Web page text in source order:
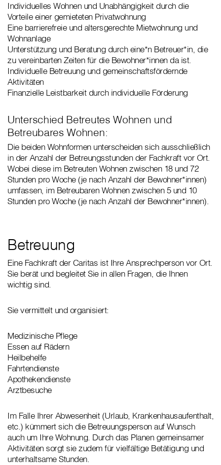
Individuelles Wohnen und Unabhängigkeit durch die
Vorteile einer gemieteten Privatwohnung
Eine barrierefreie und altersgerechte Mietwohnung und
Wohnanlage
Unterstützung und Beratung durch eine*n Betreuer*in, die
zu vereinbarten Zeiten für die Bewohner*innen da ist.
Individuelle Betreuung und gemeinschaftsfördernde
Aktivitäten
Finanzielle Leistbarkeit durch individuelle Förderung
Unterschied Betreutes Wohnen und
Betreubares Wohnen:
Die beiden Wohnformen unterscheiden sich ausschließlich
in der Anzahl der Betreungsstunden der Fachkraft vor Ort.
Wobei diese im Betreuten Wohnen zwischen 18 und 72
Stunden pro Woche (je nach Anzahl der Bewohner*innen)
umfassen, im Betreubaren Wohnen zwischen 5 und 10
Stunden pro Woche (je nach Anzahl der Bewohner*innen).
Betreuung
Eine Fachkraft der Caritas ist Ihre Ansprechperson vor Ort.
Sie berät und begleitet Sie in allen Fragen, die Ihnen
wichtig sind.
Sie vermittelt und organisiert:
Medizinische Pflege
Essen auf Rädern
Heilbehelfe
Fahrtendienste
Apothekendienste
Arztbesuche
Im Falle Ihrer Abwesenheit (Urlaub, Krankenhausaufenthalt,
etc.) kümmert sich die Betreuungsperson auf Wunsch
auch um Ihre Wohnung. Durch das Planen gemeinsamer
Aktivitäten sorgt sie zudem für vielfältige Betätigung und
unterhaltsame Stunden.